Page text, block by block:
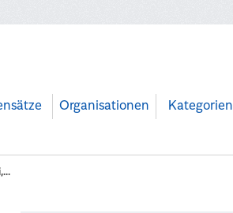
Organisationen Kategorien